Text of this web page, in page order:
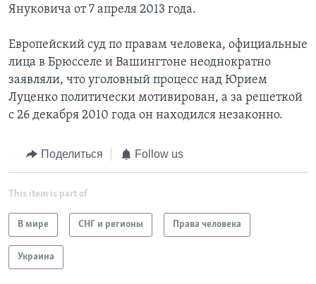
Януковича от 7 апреля 2013 года.
Европейский суд по правам человека, официальные
лица в Брюсселе и Вашингтоне неоднократно
заявляли, что уголовный процесс над Юрием
Луценко политически мотивирован, а за решеткой
с 26 декабря 2010 года он находился незаконно.
Поделиться Follow us
This item is part of
В мире СНГ и регионы Права человека
Украина